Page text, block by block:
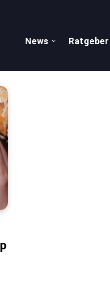
News Ratgeber